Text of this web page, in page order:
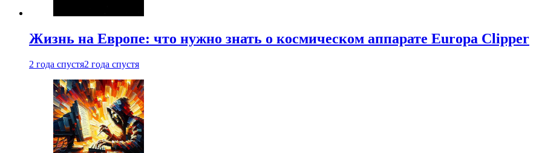
Жизнь на Европе: что нужно знать о космическом аппарате Europa Clipper
2 года спустя2 года спустя